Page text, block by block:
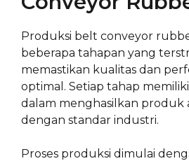
Produksi belt conveyor
beberapa tahapan yang
memastikan kualitas dan
optimal. Setiap tahap
dalam menghasilkan produk
dengan standar industri.
Proses produksi dimulai